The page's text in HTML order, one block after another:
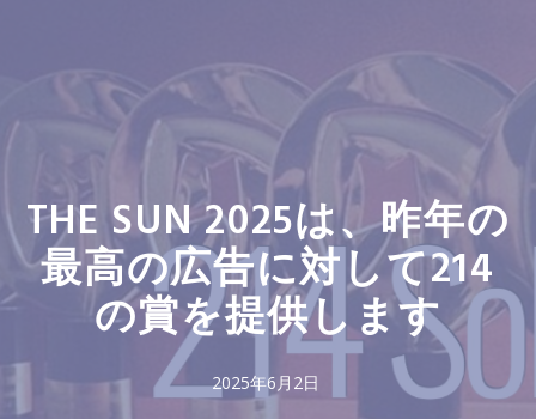
ー
THE SUN 2025は、昨年の
最高の広告に対して214
の賞を提供します
2025年6月2日